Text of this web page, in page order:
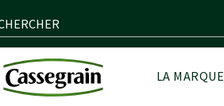
LA MARQUE